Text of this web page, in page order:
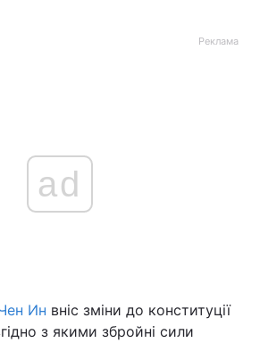
Політика
Реклама
ad
Ин вніс зміни до конституції
з якими збройні сили